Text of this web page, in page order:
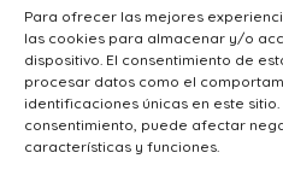
Para ofrecer las mejores
las cookies para almacenar y/o
dispositivo. El consentimiento de
procesar datos como el
identificaciones únicas en este
consentimiento, puede afectar
características y funciones.